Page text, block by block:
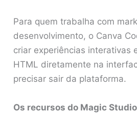
Para quem trabalha com
desenvolvimento, o Canva
criar experiências interativas
HTML diretamente na
precisar sair da plataforma.
Os recursos do Magic